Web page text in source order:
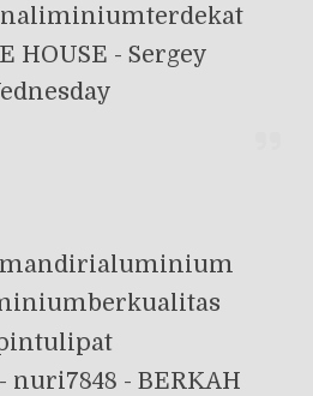
HOUSE - Sergey
- BERKAH